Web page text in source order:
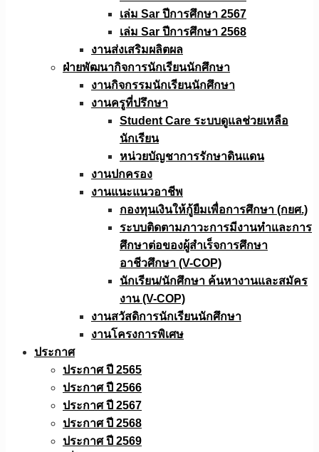
เล่ม Sar ปีการศึกษา 2567
เล่ม Sar ปีการศึกษา 2568
งานส่งเสริมผลิตผล
ฝ่ายพัฒนากิจการนักเรียนนักศึกษา
งานกิจกรรมนักเรียนนักศึกษา
งานครูที่ปรึกษา
Student Care ระบบดูแลช่วยเหลือ
นักเรียน
หน่วยบัญชาการรักษาดินแดน
งานปกครอง
งานแนะแนวอาชีพ
กองทุนเงินให้กู้ยืมเพื่อการศึกษา (กยศ.)
ระบบติดตามภาวะการมีงานทำและการ
ศึกษาต่อของผู้สำเร็จการศึกษา
อาชีวศึกษา (V-COP)
นักเรียน/นักศึกษา ค้นหางานและสมัคร
งาน (V-COP)
งานสวัสดิการนักเรียนนักศึกษา
งานโครงการพิเศษ
ประกาศ
ประกาศ ปี 2565
ประกาศ ปี 2566
ประกาศ ปี 2567
ประกาศ ปี 2568
ประกาศ ปี 2569